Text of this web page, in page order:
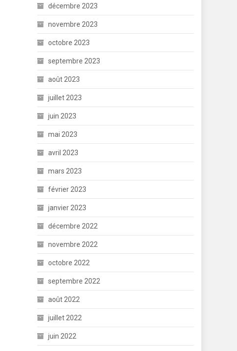
décembre 2023
novembre 2023
octobre 2023
septembre 2023
août 2023
juillet 2023
juin 2023
mai 2023
avril 2023
mars 2023
février 2023
janvier 2023
décembre 2022
novembre 2022
octobre 2022
septembre 2022
août 2022
juillet 2022
juin 2022